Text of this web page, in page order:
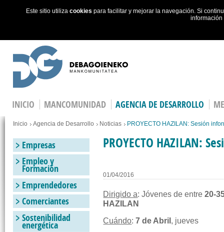
Este sitio utiliza cookies para facilitar y mejorar la navegación. Si
INICIO MANCOMUNIDAD AGENCIA DE DESARROLLO
Estás en
Inicio Agencia de Desarrollo Noticias PROYECTO HAZILAN: Sesión
PROYECTO HAZILAN:
01/04/2016
Dirigido a: Jóvenes de entre20-
HAZILAN
Cuándo:7 de Abril , jueves
Empresas
Empleo y
Formación
Emprendedores
Comerciantes
Sostenibilidad
energética